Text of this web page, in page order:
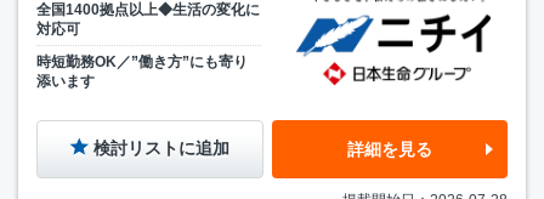
全国1400拠点以上◆生活の変化に
対応可
時短勤務OK／”働き方”にも寄り
添います
検討リストに追加 詳細を見る